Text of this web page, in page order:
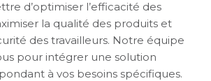
d’optimiser l’efficacité des
la qualité des produits et
des travailleurs. Notre équipe
pour intégrer une solution
à vos besoins spécifiques.